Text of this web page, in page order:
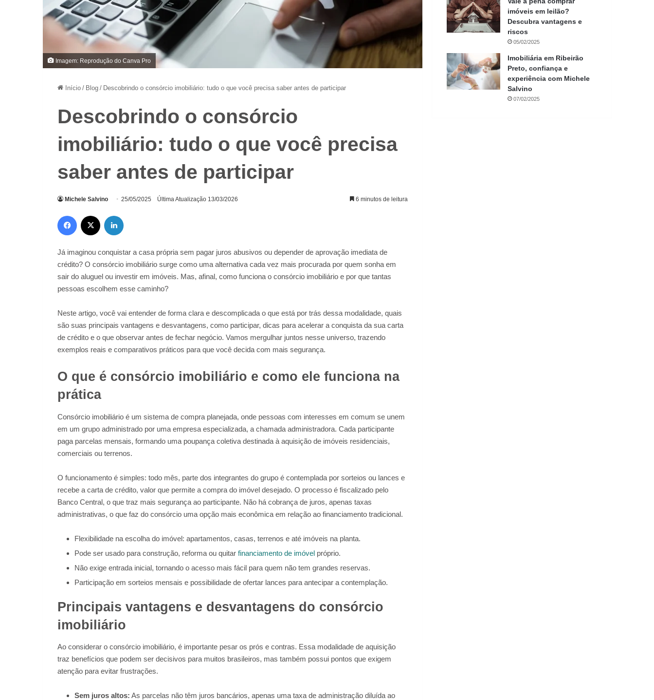
Imagem: Reprodução do Canva Pro
Início / Blog / Descobrindo o consórcio imobiliário: tudo o que você precisa saber antes de participar
Descobrindo o consórcio
imobiliário: tudo o que você precisa
saber antes de participar
Michele Salvino 25/05/2025 Última Atualização 13/03/2026 6 minutos de leitura
Facebook
Já imaginou conquistar a casa própria sem pagar juros abusivos ou depender de aprovação imediata de
crédito? O consórcio imobiliário surge como uma alternativa cada vez mais procurada por quem sonha em
sair do aluguel ou investir em imóveis. Mas, afinal, como funciona o consórcio imobiliário e por que tantas
pessoas escolhem esse caminho?
Neste artigo, você vai entender de forma clara e descomplicada o que está por trás dessa modalidade, quais
são suas principais vantagens e desvantagens, como participar, dicas para acelerar a conquista da sua carta
de crédito e o que observar antes de fechar negócio. Vamos mergulhar juntos nesse universo, trazendo
exemplos reais e comparativos práticos para que você decida com mais segurança.
O que é consórcio imobiliário e como ele funciona na
prática
Consórcio imobiliário é um sistema de compra planejada, onde pessoas com interesses em comum se unem
em um grupo administrado por uma empresa especializada, a chamada administradora. Cada participante
paga parcelas mensais, formando uma poupança coletiva destinada à aquisição de imóveis residenciais,
comerciais ou terrenos.
O funcionamento é simples: todo mês, parte dos integrantes do grupo é contemplada por sorteios ou lances e
recebe a carta de crédito, valor que permite a compra do imóvel desejado. O processo é fiscalizado pelo
Banco Central, o que traz mais segurança ao participante. Não há cobrança de juros, apenas taxas
administrativas, o que faz do consórcio uma opção mais econômica em relação ao financiamento tradicional.
Flexibilidade na escolha do imóvel: apartamentos, casas, terrenos e até imóveis na planta.
Pode ser usado para construção, reforma ou quitar financiamento de imóvel próprio.
Não exige entrada inicial, tornando o acesso mais fácil para quem não tem grandes reservas.
Participação em sorteios mensais e possibilidade de ofertar lances para antecipar a contemplação.
Principais vantagens e desvantagens do consórcio
imobiliário
Ao considerar o consórcio imobiliário, é importante pesar os prós e contras. Essa modalidade de aquisição
traz benefícios que podem ser decisivos para muitos brasileiros, mas também possui pontos que exigem
atenção para evitar frustrações.
Sem juros altos: As parcelas não têm juros bancários, apenas uma taxa de administração diluída ao
imóveis em leilão?
Descubra vantagens e
riscos
05/02/2025
Imobiliária em Ribeirão
Preto, confiança e
experiência com Michele
Salvino
07/02/2025